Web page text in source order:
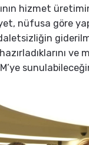
hizmet
nüfusa göre
ve